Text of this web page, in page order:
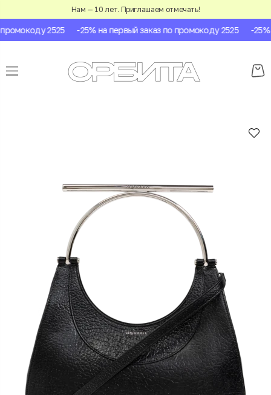
Нам — 10 лет. Приглашаем отмечать!
2525 -25% на первый заказ по промокоду 2525 -25%